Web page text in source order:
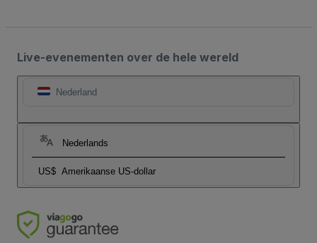
Live-evenementen over de hele wereld
Nederland
Nederlands
US$ Amerikaanse US-dollar